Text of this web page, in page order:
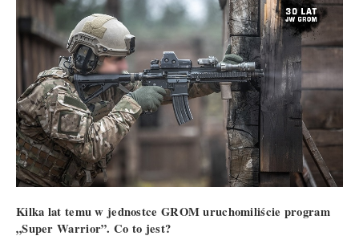
Kilka lat temu w jednostce GROM uruchomiliście program
„Super Warrior”. Co to jest?